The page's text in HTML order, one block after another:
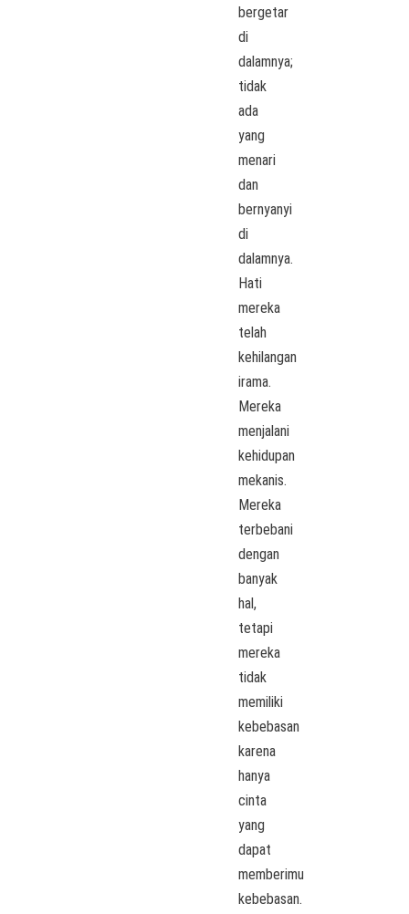
bergetar
di
dalamnya;
tidak
ada
yang
menari
dan
bernyanyi
di
dalamnya.
Hati
mereka
telah
kehilangan
irama.
Mereka
menjalani
kehidupan
mekanis.
Mereka
terbebani
dengan
banyak
hal,
tetapi
mereka
tidak
memiliki
kebebasan
karena
hanya
cinta
yang
dapat
memberimu
kebebasan.